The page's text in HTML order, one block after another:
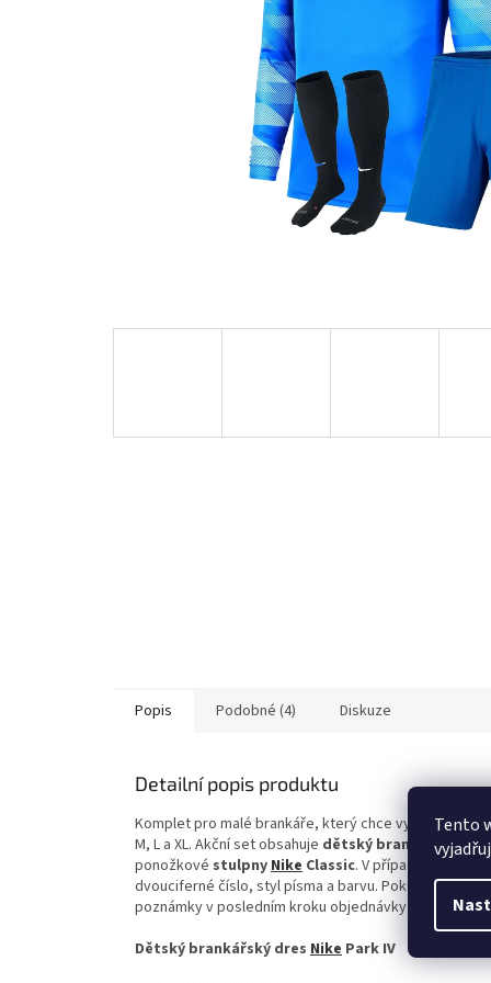
Tento
Popis Podobné (4) Diskuze
Detailní popis produktu
Komplet pro malé brankáře, který chce vypadat
M, L a XL. Akční set obsahuje dětský brankářský
ponožkové stulpnyNike Classic. V případě zájmu o
dvouciferné číslo, styl písma a barvu. Pokud Vám
poznámky v posledním kroku objednávky a cena
Dětský brankářský dres Nike Park IV